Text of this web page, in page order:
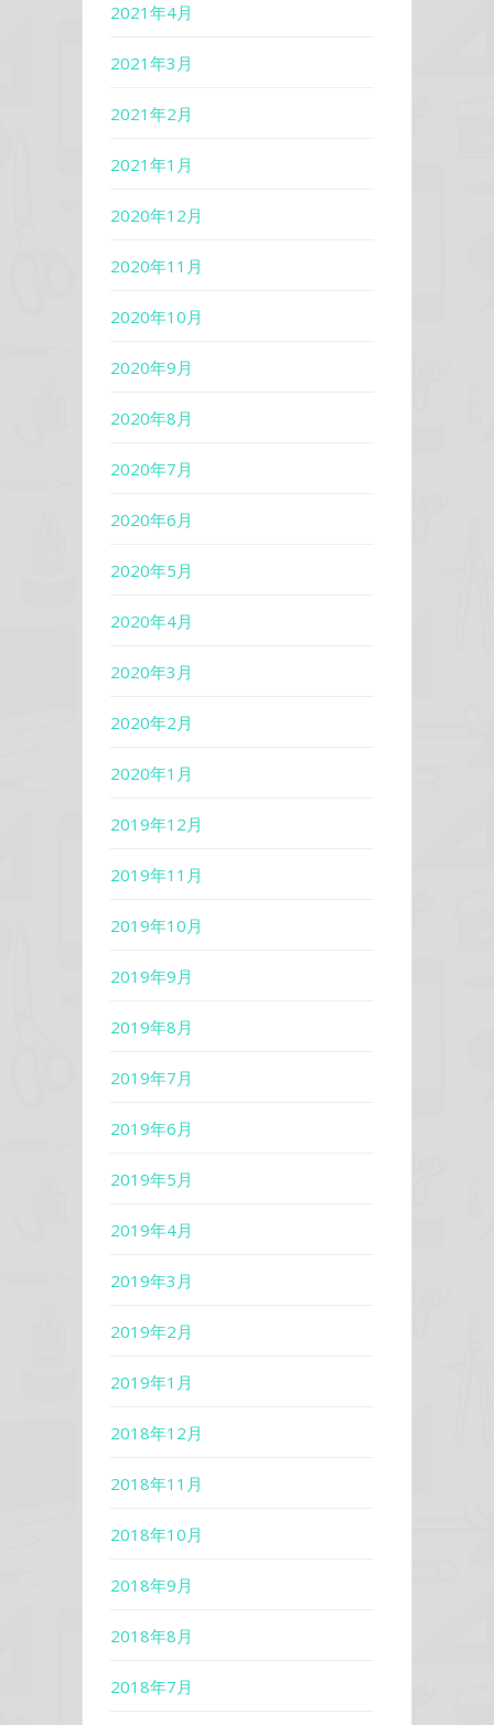
2021年4月
2021年3月
2021年2月
2021年1月
2020年12月
2020年11月
2020年10月
2020年9月
2020年8月
2020年7月
2020年6月
2020年5月
2020年4月
2020年3月
2020年2月
2020年1月
2019年12月
2019年11月
2019年10月
2019年9月
2019年8月
2019年7月
2019年6月
2019年5月
2019年4月
2019年3月
2019年2月
2019年1月
2018年12月
2018年11月
2018年10月
2018年9月
2018年8月
2018年7月